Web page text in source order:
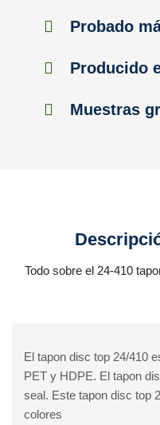
Probado
Producido
Muestras
Todo sobre el 24-410
El tapon disc top 24/410
PET y HDPE. El tapon
seal. Este tapon disc top
colores